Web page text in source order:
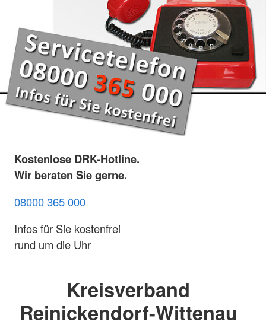
Kostenlose DRK-Hotline.
Wir beraten Sie gerne.
08000 365 000
Infos für Sie kostenfrei
rund um die Uhr
Kreisverband
Reinickendorf-Wittenau